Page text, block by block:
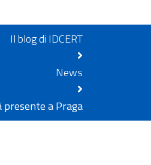
Il blog di IDCERT
News
presente a Praga